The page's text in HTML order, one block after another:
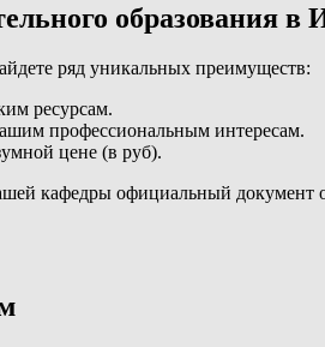
образования
ряд уникальных преимуществ:
ресурсам.
профессиональным интересам.
цене (в руб).
кафедры официальный документ